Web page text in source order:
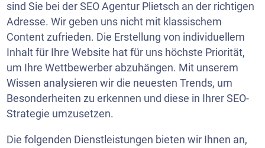
sind Sie bei der SEO Agentur Plietsch an der richtigen
Adresse. Wir geben uns nicht mit klassischem
Content zufrieden. Die Erstellung von individuellem
Inhalt für Ihre Website hat für uns höchste Priorität,
um Ihre Wettbewerber abzuhängen. Mit unserem
Wissen analysieren wir die neuesten Trends, um
Besonderheiten zu erkennen und diese in Ihrer SEO-
Strategie umzusetzen.
Die folgenden Dienstleistungen bieten wir Ihnen an,